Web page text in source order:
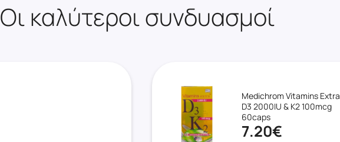
Οι καλύτεροι συνδυασμοί
Medichrom Vitamins Extra
D3 2000IU & K2 100mcg
60caps
7.20€